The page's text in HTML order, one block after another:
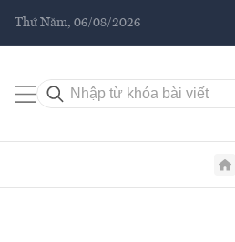
Thứ Năm, 06/08/2026